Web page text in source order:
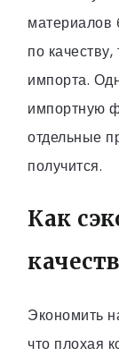
материалов
по
импорта.
импортную
отдельные
получится.
Как
Экономить
что плохая